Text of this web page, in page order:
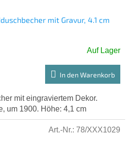
mit Gravur, 4.1 cm
Auf Lager
In den Warenkorb
mit eingraviertem Dekor.
um 1900. Höhe: 4,1 cm
Art.-Nr.: 78/XXX1029